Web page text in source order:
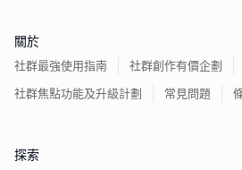
關於
社群最強使用指南
社群創作有價企劃
社群焦點功能及升級計劃
常見問題
探索